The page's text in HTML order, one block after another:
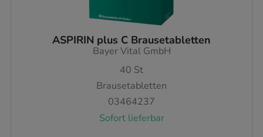
ASPIRIN plus C Brausetabletten
Bayer Vital GmbH
40 St
Brausetabletten
03464237
Sofort lieferbar